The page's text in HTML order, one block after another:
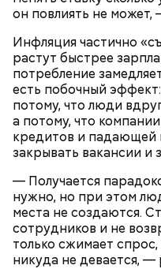
он повлиять не может,
Инфляция частично
растут быстрее
потребление
есть побочный
потому, что люди
а потому, что
кредитов и падающей
закрывать вакансии и
— Получается
нужно, но при этом
места не создаются.
сотрудников и не
только сжимает
никуда не девается,
Курица с
Еще важно знать,
подчеркнула
доставляют, поэтому
любые фрукты и
витамины.